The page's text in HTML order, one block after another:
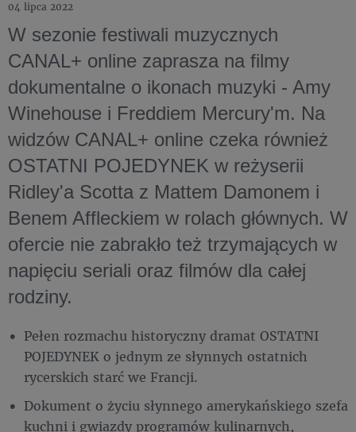
04 lipca 2022
W sezonie festiwali muzycznych
CANAL+ online zaprasza na filmy
dokumentalne o ikonach muzyki - Amy
Winehouse i Freddiem Mercury'm. Na
widzów CANAL+ online czeka również
OSTATNI POJEDYNEK w reżyserii
Ridley'a Scotta z Mattem Damonem i
Benem Affleckiem w rolach głównych. W
ofercie nie zabrakło też trzymających w
napięciu seriali oraz filmów dla całej
rodziny.
Pełen rozmachu historyczny dramat OSTATNI
POJEDYNEK o jednym ze słynnych ostatnich
rycerskich starć we Francji.
Dokument o życiu słynnego amerykańskiego szefa
kuchni i gwiazdy programów kulinarnych,